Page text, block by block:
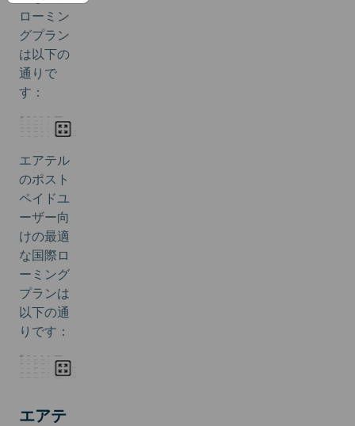
ローミン
グプラン
は以下の
通りで
す：
エアテル
のポスト
ペイドユ
ーザー向
けの最適
な国際ロ
ーミング
プランは
以下の通
りです：
エアテ